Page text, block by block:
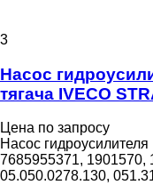
3
Насос
тягача IVECO
Цена по запросу
Насос гидроусилителя
7685955371, 1901570,
05.050.0278.130,